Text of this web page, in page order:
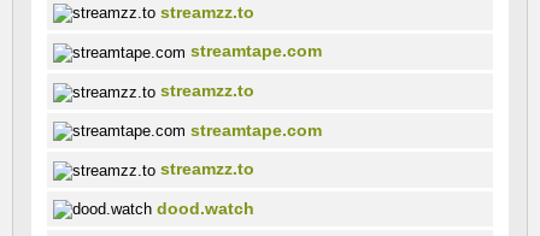
streamzz.to
streamtape.com
streamzz.to
streamtape.com
streamzz.to
dood.watch